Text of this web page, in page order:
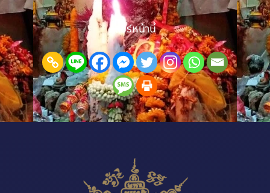
แชร์หน้านี้